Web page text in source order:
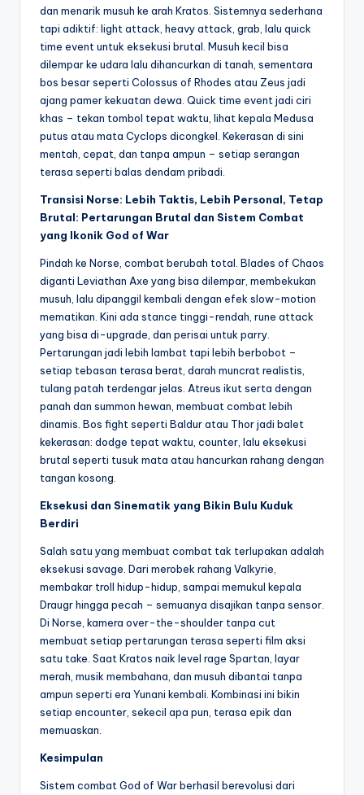
dan menarik musuh ke arah Kratos. Sistemnya sederhana
tapi adiktif: light attack, heavy attack, grab, lalu quick
time event untuk eksekusi brutal. Musuh kecil bisa
dilempar ke udara lalu dihancurkan di tanah, sementara
bos besar seperti Colossus of Rhodes atau Zeus jadi
ajang pamer kekuatan dewa. Quick time event jadi ciri
khas – tekan tombol tepat waktu, lihat kepala Medusa
putus atau mata Cyclops dicongkel. Kekerasan di sini
mentah, cepat, dan tanpa ampun – setiap serangan
terasa seperti balas dendam pribadi.
Transisi Norse: Lebih Taktis, Lebih Personal, Tetap
Brutal: Pertarungan Brutal dan Sistem Combat
yang Ikonik God of War
Pindah ke Norse, combat berubah total. Blades of Chaos
diganti Leviathan Axe yang bisa dilempar, membekukan
musuh, lalu dipanggil kembali dengan efek slow-motion
mematikan. Kini ada stance tinggi-rendah, rune attack
yang bisa di-upgrade, dan perisai untuk parry.
Pertarungan jadi lebih lambat tapi lebih berbobot –
setiap tebasan terasa berat, darah muncrat realistis,
tulang patah terdengar jelas. Atreus ikut serta dengan
panah dan summon hewan, membuat combat lebih
dinamis. Bos fight seperti Baldur atau Thor jadi balet
kekerasan: dodge tepat waktu, counter, lalu eksekusi
brutal seperti tusuk mata atau hancurkan rahang dengan
tangan kosong.
Eksekusi dan Sinematik yang Bikin Bulu Kuduk
Berdiri
Salah satu yang membuat combat tak terlupakan adalah
eksekusi savage. Dari merobek rahang Valkyrie,
membakar troll hidup-hidup, sampai memukul kepala
Draugr hingga pecah – semuanya disajikan tanpa sensor.
Di Norse, kamera over-the-shoulder tanpa cut
membuat setiap pertarungan terasa seperti film aksi
satu take. Saat Kratos naik level rage Spartan, layar
merah, musik membahana, dan musuh dibantai tanpa
ampun seperti era Yunani kembali. Kombinasi ini bikin
setiap encounter, sekecil apa pun, terasa epik dan
memuaskan.
Kesimpulan
Sistem combat God of War berhasil berevolusi dari